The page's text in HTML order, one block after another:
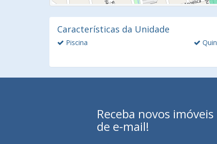
Características da Unidade
Piscina
Receba novos
de e-mail!